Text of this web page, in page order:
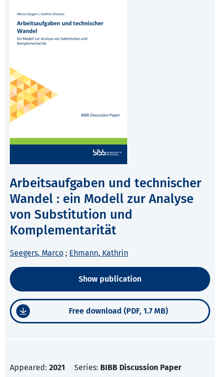
Arbeitsaufgaben und technischer
Wandel : ein Modell zur Analyse
von Substitution und
Komplementarität
Seegers, Marco ; Ehmann, Kathrin
Show publication
Free download (PDF, 1.7 MB)
Appeared: 2021 Series: BIBB Discussion Paper